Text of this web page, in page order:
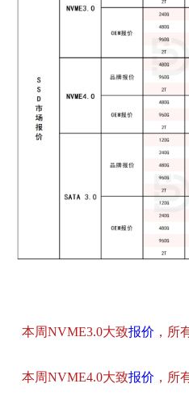
本周NVME3.0大致报价 ，所
本周NVME4.0大致报价 ，所